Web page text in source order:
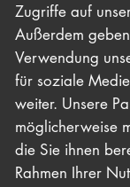
Zugriffe auf
Außerdem
Verwendung
für soziale
weiter. Unsere
möglicherweise
die Sie ihnen
Rahmen Ihrer